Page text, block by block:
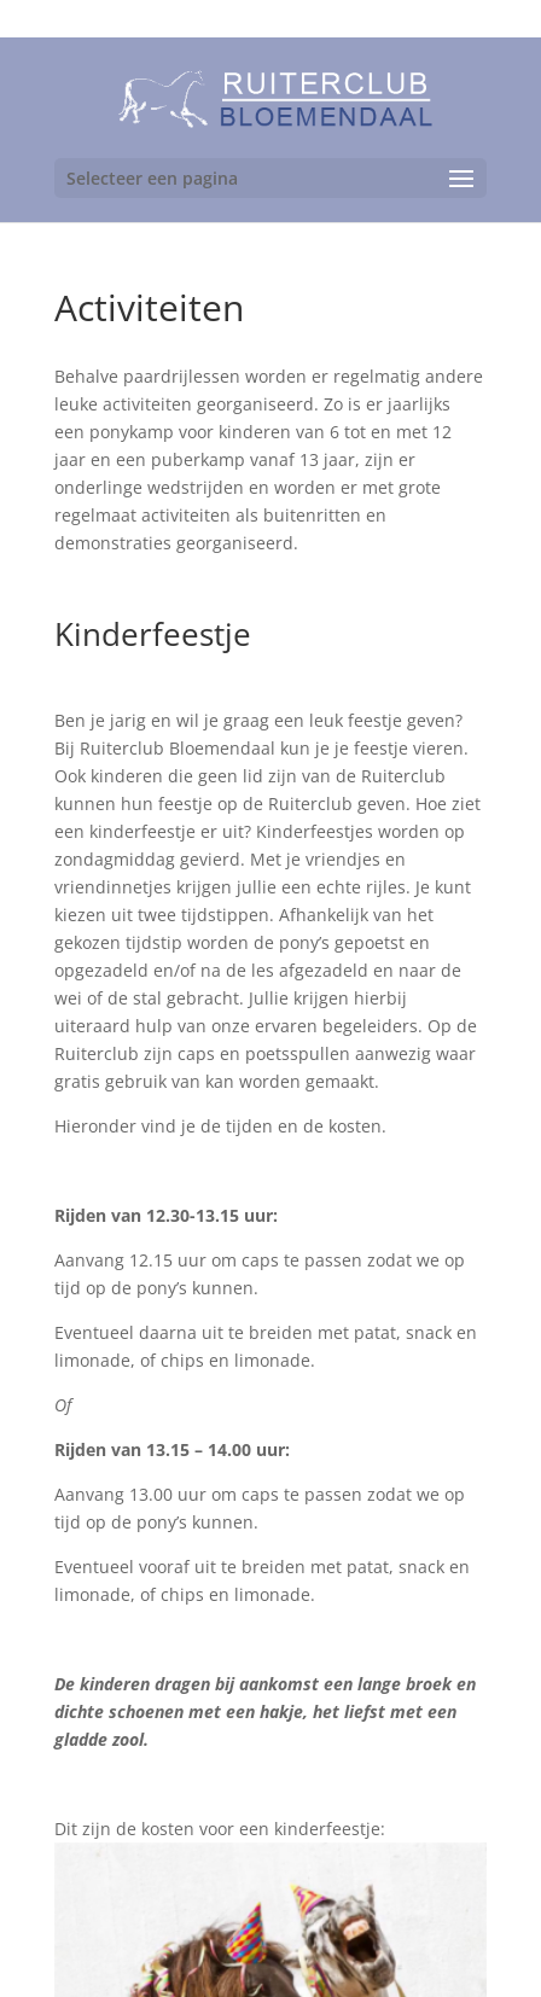
Selecteer een pagina
Activiteiten
Behalve paardrijlessen worden er regelmatig andere
leuke activiteiten georganiseerd. Zo is er jaarlijks
een ponykamp voor kinderen van 6 tot en met 12
jaar en een puberkamp vanaf 13 jaar, zijn er
onderlinge wedstrijden en worden er met grote
regelmaat activiteiten als buitenritten en
demonstraties georganiseerd.
Kinderfeestje
Ben je jarig en wil je graag een leuk feestje geven?
Bij Ruiterclub Bloemendaal kun je je feestje vieren.
Ook kinderen die geen lid zijn van de Ruiterclub
kunnen hun feestje op de Ruiterclub geven. Hoe ziet
een kinderfeestje er uit? Kinderfeestjes worden op
zondagmiddag gevierd. Met je vriendjes en
vriendinnetjes krijgen jullie een echte rijles. Je kunt
kiezen uit twee tijdstippen. Afhankelijk van het
gekozen tijdstip worden de pony’s gepoetst en
opgezadeld en/of na de les afgezadeld en naar de
wei of de stal gebracht. Jullie krijgen hierbij
uiteraard hulp van onze ervaren begeleiders. Op de
Ruiterclub zijn caps en poetsspullen aanwezig waar
gratis gebruik van kan worden gemaakt.
Hieronder vind je de tijden en de kosten.
Rijden van 12.30-13.15 uur:
Aanvang 12.15 uur om caps te passen zodat we op
tijd op de pony’s kunnen.
Eventueel daarna uit te breiden met patat, snack en
limonade, of chips en limonade.
Of
Rijden van 13.15 – 14.00 uur:
Aanvang 13.00 uur om caps te passen zodat we op
tijd op de pony’s kunnen.
Eventueel vooraf uit te breiden met patat, snack en
limonade, of chips en limonade.
De kinderen dragen bij aankomst een lange broek en
dichte schoenen met een hakje, het liefst met een
gladde zool.
Dit zijn de kosten voor een kinderfeestje: